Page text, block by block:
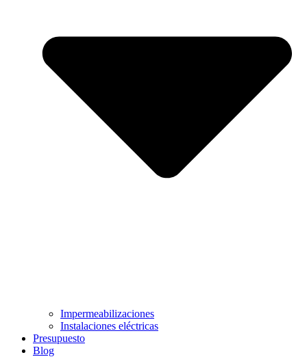
Impermeabilizaciones
Instalaciones eléctricas
Presupuesto
Blog